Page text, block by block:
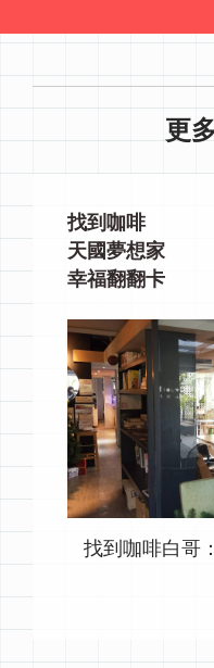
更
找到咖啡
天國夢想家
幸福翻翻卡
找到咖啡白哥